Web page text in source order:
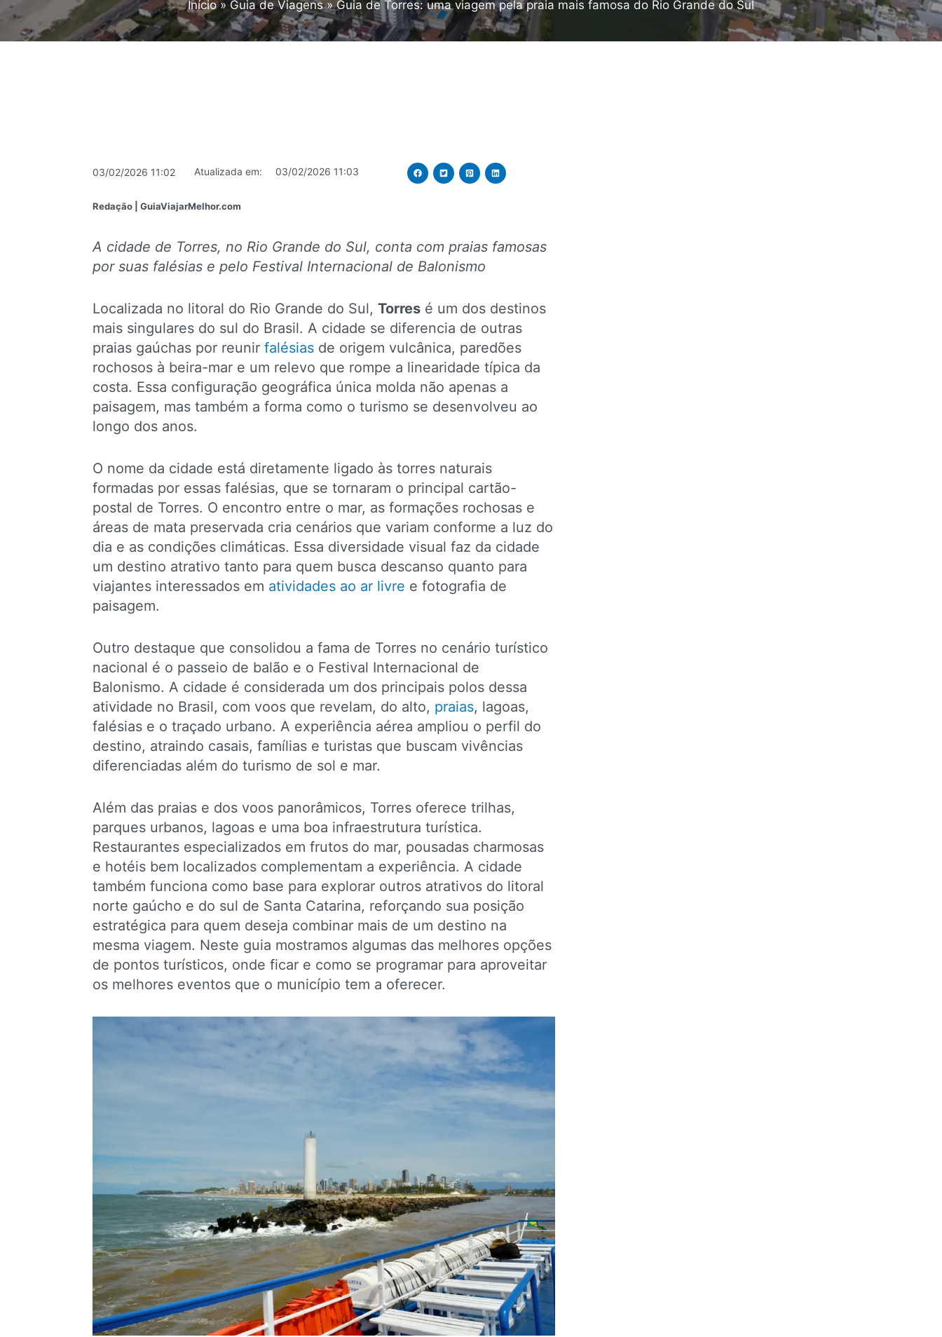
Início Guia de Viagens Guia de Torres: uma viagem pela praia mais famosa do Rio Grande do Sul
03/02/2026 11:02 Atualizada em: 03/02/2026 11:03
Redação | GuiaViajarMelhor.com
A cidade de Torres, no Rio Grande do Sul, conta com praias famosas
por suas falésias e pelo Festival Internacional de Balonismo
Localizada no litoral do Rio Grande do Sul, Torres é um dos destinos
mais singulares do sul do Brasil. A cidade se diferencia de outras
praias gaúchas por reunir falésias de origem vulcânica, paredões
rochosos à beira-mar e um relevo que rompe a linearidade típica da
costa. Essa configuração geográfica única molda não apenas a
paisagem, mas também a forma como o turismo se desenvolveu ao
longo dos anos.
O nome da cidade está diretamente ligado às torres naturais
formadas por essas falésias, que se tornaram o principal cartão-
postal de Torres. O encontro entre o mar, as formações rochosas e
áreas de mata preservada cria cenários que variam conforme a luz do
dia e as condições climáticas. Essa diversidade visual faz da cidade
um destino atrativo tanto para quem busca descanso quanto para
viajantes interessados em atividades ao ar livre e fotografia de
paisagem.
Outro destaque que consolidou a fama de Torres no cenário turístico
nacional é o passeio de balão e o Festival Internacional de
Balonismo. A cidade é considerada um dos principais polos dessa
atividade no Brasil, com voos que revelam, do alto, praias, lagoas,
falésias e o traçado urbano. A experiência aérea ampliou o perfil do
destino, atraindo casais, famílias e turistas que buscam vivências
diferenciadas além do turismo de sol e mar.
Além das praias e dos voos panorâmicos, Torres oferece trilhas,
parques urbanos, lagoas e uma boa infraestrutura turística.
Restaurantes especializados em frutos do mar, pousadas charmosas
e hotéis bem localizados complementam a experiência. A cidade
também funciona como base para explorar outros atrativos do litoral
norte gaúcho e do sul de Santa Catarina, reforçando sua posição
estratégica para quem deseja combinar mais de um destino na
mesma viagem. Neste guia mostramos algumas das melhores opções
de pontos turísticos, onde ficar e como se programar para aproveitar
os melhores eventos que o município tem a oferecer.